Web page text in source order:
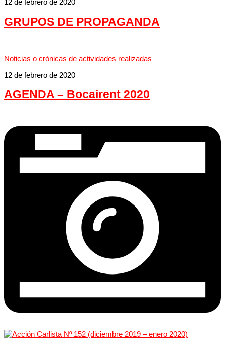
12 de febrero de 2020
GRUPOS DE PROPAGANDA
Noticias o crónicas de actividades realizadas
12 de febrero de 2020
AGENDA – Bocairent 2020